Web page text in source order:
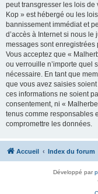
peut transgresser les lois
Kop » est hébergé ou les
bannissement immédiat et
d’accès à Internet si nous
messages sont
Vous acceptez que «
ou verrouille n’importe quel
nécessaire. En tant que
que vous avez saisies
ces informations ne soient
consentement, ni «
tenus comme responsables
compromettre les données.
Accueil Index du forum
Développé par